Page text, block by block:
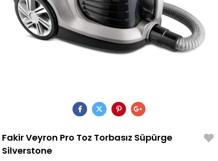
Fakir Veyron Pro Toz Torbasız Süpürge
Silverstone